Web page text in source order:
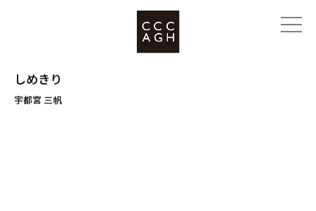
しめきり
宇都宮 三帆